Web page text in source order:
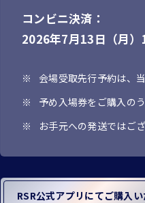
コンビニ決済：
2026年7月13日（月
会場受取先行予約は、
予め入場券をご購入の
お手元への発送ではご
RSR公式アプリにてご購入